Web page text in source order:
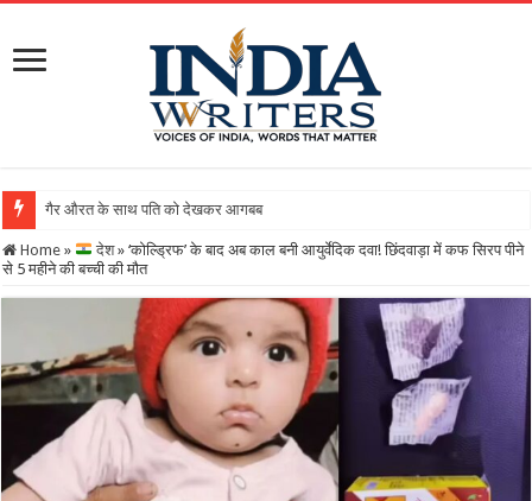
गैर औरत के साथ पति को देखकर आगबबूला हुई पत्नी : जमकर लड़ाई के ब
Home » देश » ‘कोल्ड्रिफ’ के बाद अब काल बनी आयुर्वेदिक दवा! छिंदवाड़ा में कफ सिरप पीने
से 5 महीने की बच्ची की मौत